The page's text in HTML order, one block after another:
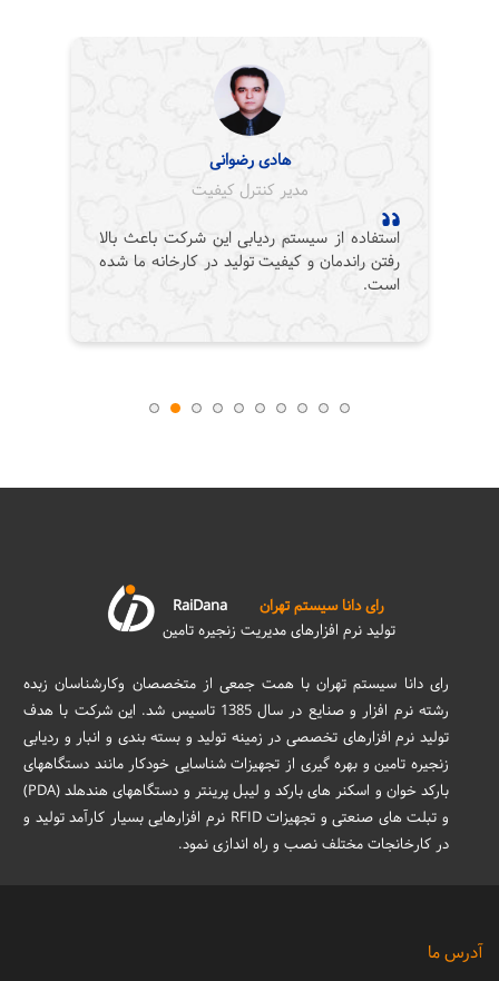
هادی رضوانی
مدیر کنترل کیفیت
استفاده از سیستم ردیابی این شرکت باعث بالا
رفتن راندمان و کیفیت تولید در کارخانه ما شده
است.
رای دانا سیستم تهران
RaiDana
تولید نرم افزارهای مدیریت زنجیره تامین
رای دانا سیستم تهران با همت جمعی از متخصصان وکارشناسان زبده
رشته نرم افزار و صنایع در سال 1385 تاسیس شد. این شرکت با هدف
تولید نرم افزارهای تخصصی در زمینه تولید و بسته بندی و انبار و ردیابی
زنجیره تامین و بهره گیری از تجهیزات شناسایی خودکار مانند دستگاههای
بارکد خوان و اسکنر های بارکد و لیبل پرینتر و دستگاههای هندهلد (PDA)
و تبلت های صنعتی و تجهیزات RFID نرم افزارهایی بسیار کارآمد تولید و
در کارخانجات مختلف نصب و راه اندازی نمود.
آدرس ما